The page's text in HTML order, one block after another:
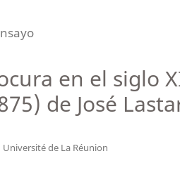
en el siglo
de José
Université de La Réunion